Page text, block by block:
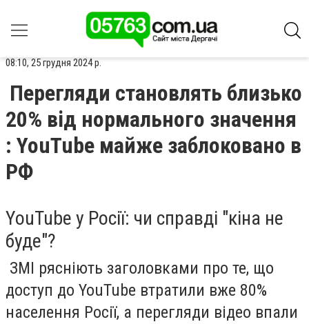
08:10, 25 грудня 2024 р.
Перегляди становлять близько
20% від нормального значення
: YouTube майже заблоковано в
РФ
YouTube у Росії: чи справді "кіна не
буде"?
ЗМІ рясніють заголовками про те, що
доступ до YouTube втратили вже 80%
населення Росії, а перегляди відео впали